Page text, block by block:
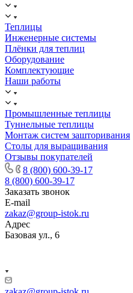
Теплицы
Инженерные системы
Плёнки для теплиц
Оборудование
Комплектующие
Наши работы
Промышленные теплицы
Туннельные теплицы
Монтаж систем зашторивания
Столы для выращивания
Отзывы покупателей
8 (800) 600-39-17
8 (800) 600-39-17
Заказать звонок
E-mail
zakaz@group-istok.ru
Адрес
Базовая ул., 6